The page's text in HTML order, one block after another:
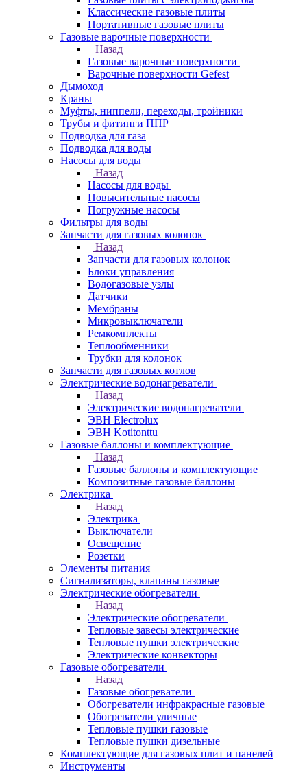
Классические газовые плиты
Портативные газовые плиты
Газовые варочные поверхности
Назад
Газовые варочные поверхности
Варочные поверхности Gefest
Дымоход
Краны
Муфты, ниппели, переходы, тройники
Трубы и фитинги ППР
Подводка для газа
Подводка для воды
Насосы для воды
Назад
Насосы для воды
Повысительные насосы
Погружные насосы
Фильтры для воды
Запчасти для газовых колонок
Назад
Запчасти для газовых колонок
Блоки управления
Водогазовые узлы
Датчики
Мембраны
Микровыключатели
Ремкомплекты
Теплообменники
Трубки для колонок
Запчасти для газовых котлов
Электрические водонагреватели
Назад
Электрические водонагреватели
ЭВН Electrolux
ЭВН Kotitonttu
Газовые баллоны и комплектующие
Назад
Газовые баллоны и комплектующие
Композитные газовые баллоны
Электрика
Назад
Электрика
Выключатели
Освещение
Розетки
Элементы питания
Сигнализаторы, клапаны газовые
Электрические обогреватели
Назад
Электрические обогреватели
Тепловые завесы электрические
Тепловые пушки электрические
Электрические конвекторы
Газовые обогреватели
Назад
Газовые обогреватели
Обогреватели инфракрасные газовые
Обогреватели уличные
Тепловые пушки газовые
Тепловые пушки дизельные
Комплектующие для газовых плит и панелей
Инструменты